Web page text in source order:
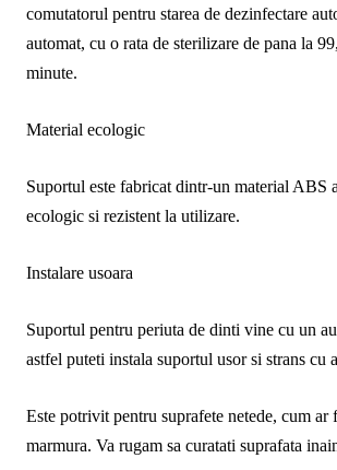
comutatorul pentru starea de dezinfectare
automat, cu o rata de sterilizare de pana la
minute.
Material ecologic
Suportul este fabricat dintr-un material ABS
ecologic si rezistent la utilizare.
Instalare usoara
Suportul pentru periuta de dinti vine cu un
astfel puteti instala suportul usor si strans cu
Este potrivit pentru suprafete netede, cum ar
marmura. Va rugam sa curatati suprafata